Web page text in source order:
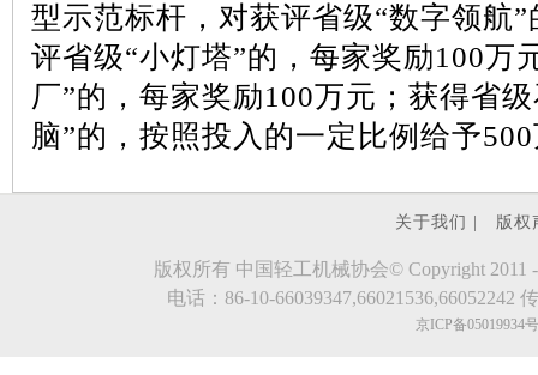
型示范标杆，对获评省级“数字领航
评省级“小灯塔”的，每家奖励100万
厂”的，每家奖励100万元；获得省
脑”的，按照投入的一定比例给予500
关于我们 | 版
版权所有 中国轻工机械协会© Copyright 2011 -
电话：86-10-66039347,66021536,66052242
京ICP备05019934号